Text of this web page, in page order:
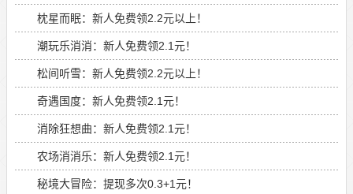
枕星而眠：新人免费领2.2元以上！
潮玩乐消消：新人免费领2.1元！
松间听雪：新人免费领2.2元以上！
奇遇国度：新人免费领2.1元！
消除狂想曲：新人免费领2.1元！
农场消消乐：新人免费领2.1元！
秘境大冒险：提现多次0.3+1元！